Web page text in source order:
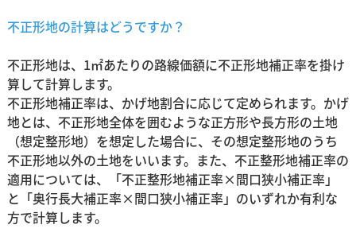
不正形地の計算はどうですか？
不正形地は、1㎡あたりの路線価額に不正形地補正率を掛け
算して計算します。
不正形地補正率は、かげ地割合に応じて定められます。かげ
地とは、不正形地全体を囲むような正方形や長方形の土地
（想定整形地）を想定した場合に、その想定整形地のうち
不正形地以外の土地をいいます。また、不正整形地補正率の
適用については、「不正整形地補正率×間口狭小補正率」
と「奥行長大補正率×間口狭小補正率」のいずれか有利な
方で計算します。